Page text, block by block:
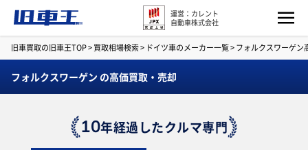
運営：カレント
自動車株式会社
旧車買取の旧車王TOP>買取相場検索> ドイツ車のメーカー一覧>フォルクスワーゲン
フォルクスワーゲン の高価買取・売却
10年経過したクルマ専門